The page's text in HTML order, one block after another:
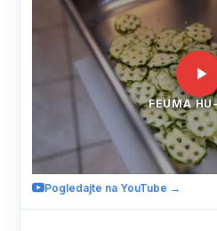
FEUMA
Pogledajte na YouTube →